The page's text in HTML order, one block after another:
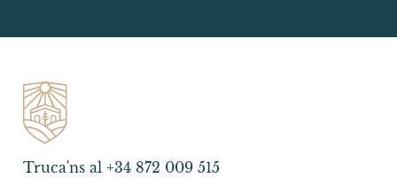
Truca'ns al +34 872 009 515